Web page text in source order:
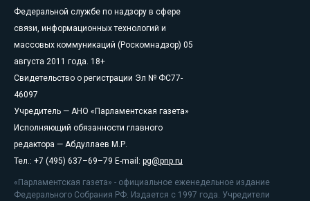
Федеральной службе по надзору в сфере
связи, информационных технологий и
массовых коммуникаций (Роскомнадзор) 05
августа 2011 года. 18+
Свидетельство о регистрации Эл № ФС77-
46097
Учредитель — АНО «Парламентская газета»
Исполняющий обязанности главного
редактора — Абдуллаев М.Р.
Тел.: +7 (495) 637–69–79 E-mail: pg@pnp.ru
«Парламентская газета» - официальное еженедельное издание
Федерального Собрания РФ. Издается с 1997 года. Учредители